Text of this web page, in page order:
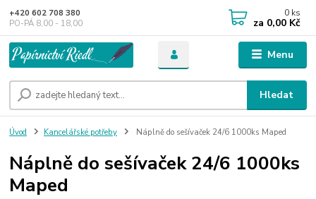
Menu
Hledat
+420 602 708 380
PO-PÁ 8,00 - 18,00
0 ks
za 0,00 Kč
Úvod Kancelářské potřeby Náplně do sešívaček 24/6 1000ks Maped
Náplně do sešívaček 24/6 1000ks
Maped